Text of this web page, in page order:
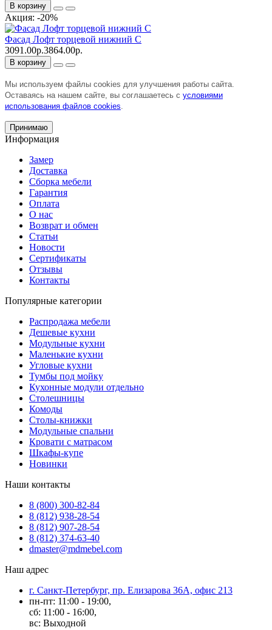
В корзину
Акция: -20%
Фасад Лофт торцевой нижний С
3091.00р.3864.00р.
В корзину
Мы используем файлы cookies для улучшения работы сайта.
Оставаясь на нашем сайте, вы соглашаетесь с условиями
использования файлов cookies
Принимаю
Информация
Замер
Доставка
Сборка мебели
Гарантия
Оплата
О нас
Возврат и обмен
Статьи
Новости
Сертификаты
Отзывы
Контакты
Популярные категории
Распродажа мебели
Дешевые кухни
Модульные кухни
Маленькие кухни
Угловые кухни
Тумбы под мойку
Кухонные модули отдельно
Столешницы
Комоды
Столы-книжки
Модульные спальни
Кровати с матрасом
Шкафы-купе
Новинки
Наши контакты
8 (800) 300-82-84
8 (812) 938-28-54
8 (812) 907-28-54
8 (812) 374-63-40
dmaster@mdmebel.com
Наш адрес
г. Санкт-Петербург, пр. Елизарова 36А, офис 213
пн-пт: 11:00 - 19:00,
сб: 11:00 - 16:00,
вс: Выходной